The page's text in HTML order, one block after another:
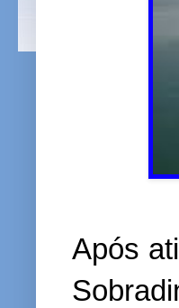
Após